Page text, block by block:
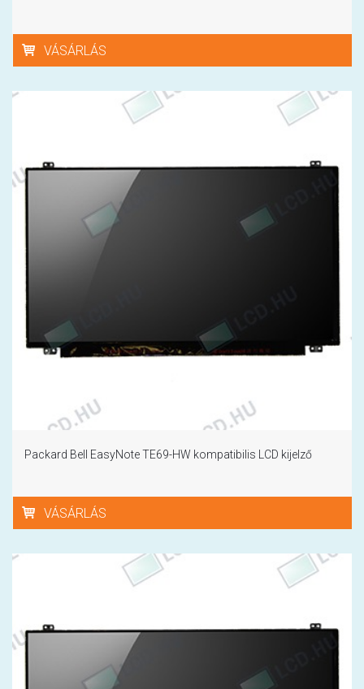
VÁSÁRLÁS
Packard Bell EasyNote TE69-HW kompatibilis LCD kijelző
VÁSÁRLÁS